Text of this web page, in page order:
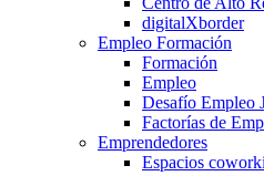
digitalXborder
Empleo Formación
Formación
Empleo
Desafío Empleo
Factorías de
Emprendedores
Espacios